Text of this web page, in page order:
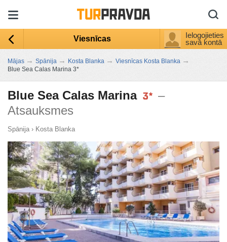
Viesnīcas
Ielogojieties
savā kontā
Mājas → Spānija → Kosta Blanka → Viesnīcas Kosta Blanka →
Blue Sea Calas Marina 3*
Blue Sea Calas Marina
–
Atsauksmes
Spānija › Kosta Blanka